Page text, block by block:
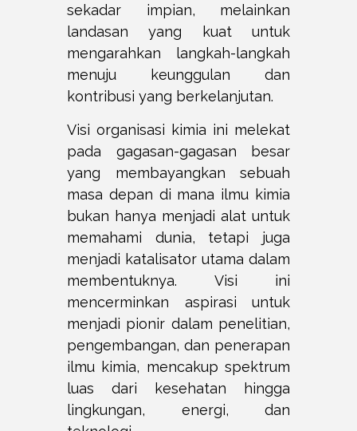
sekadar impian, melainkan
landasan yang kuat untuk
mengarahkan langkah-langkah
menuju keunggulan dan
kontribusi yang berkelanjutan.
Visi organisasi kimia ini melekat
pada gagasan-gagasan besar
yang membayangkan sebuah
masa depan di mana ilmu kimia
bukan hanya menjadi alat untuk
memahami dunia, tetapi juga
menjadi katalisator utama dalam
membentuknya. Visi ini
mencerminkan aspirasi untuk
menjadi pionir dalam penelitian,
pengembangan, dan penerapan
ilmu kimia, mencakup spektrum
luas dari kesehatan hingga
lingkungan, energi, dan